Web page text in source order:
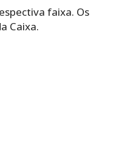
faixa. Os
Caixa.